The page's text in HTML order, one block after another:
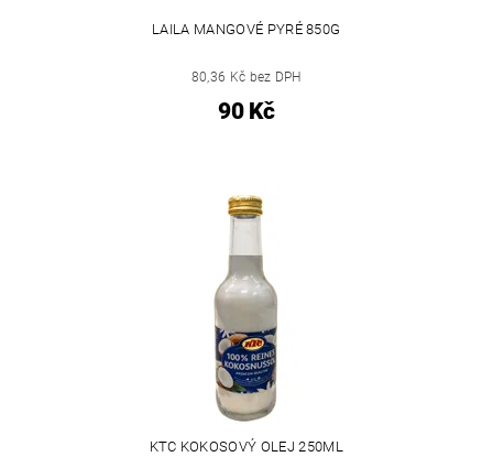
LAILA MANGOVÉ PYRÉ 850G
80,36 Kč bez DPH
90 Kč
KTC KOKOSOVÝ OLEJ 250ML